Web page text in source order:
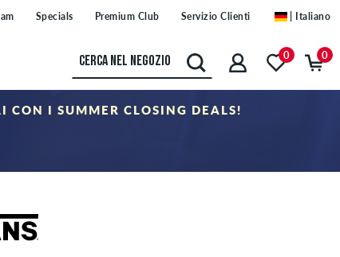
Specials Premium Club Servizio Clienti | Italiano
0 0
CON I SUMMER CLOSING DEALS!
Il buono non è cumulabile con altri buoni sconto.